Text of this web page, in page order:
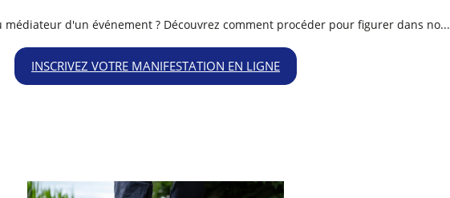
médiateur d'un événement ? Découvrez comment procéder pour figurer dans no...
INSCRIVEZ VOTRE MANIFESTATION EN LIGNE